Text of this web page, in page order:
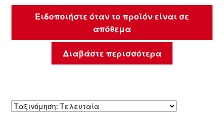
Ειδοποιήστε όταν το προϊόν είναι σε
απόθεμα
Διαβάστε περισσότερα